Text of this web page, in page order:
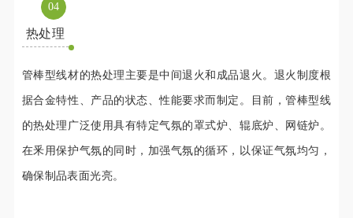
04
热处理
管棒型线材的热处理主要是中间退火和成品退火。退火制度根
据合金特性、产品的状态、性能要求而制定。目前，管棒型线
的热处理广泛使用具有特定气氛的罩式炉、辊底炉、网链炉。
在釆用保护气氛的同时，加强气氛的循环，以保证气氛均匀，
确保制品表面光亮。